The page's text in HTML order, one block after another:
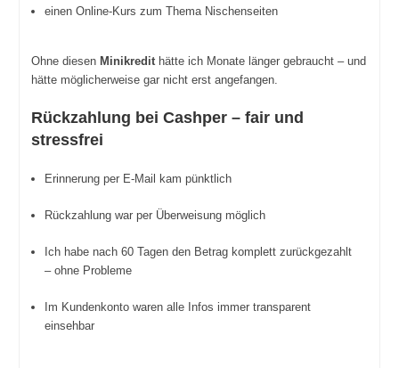
einen Online-Kurs zum Thema Nischenseiten
Ohne diesen Minikredithätte ich Monate länger gebraucht – und
hätte möglicherweise gar nicht erst angefangen.
Rückzahlung bei Cashper – fair und
stressfrei
Erinnerung per E-Mail kam pünktlich
Rückzahlung war per Überweisung möglich
Ich habe nach 60 Tagen den Betrag komplett zurückgezahlt
– ohne Probleme
Im Kundenkonto waren alle Infos immer transparent
einsehbar